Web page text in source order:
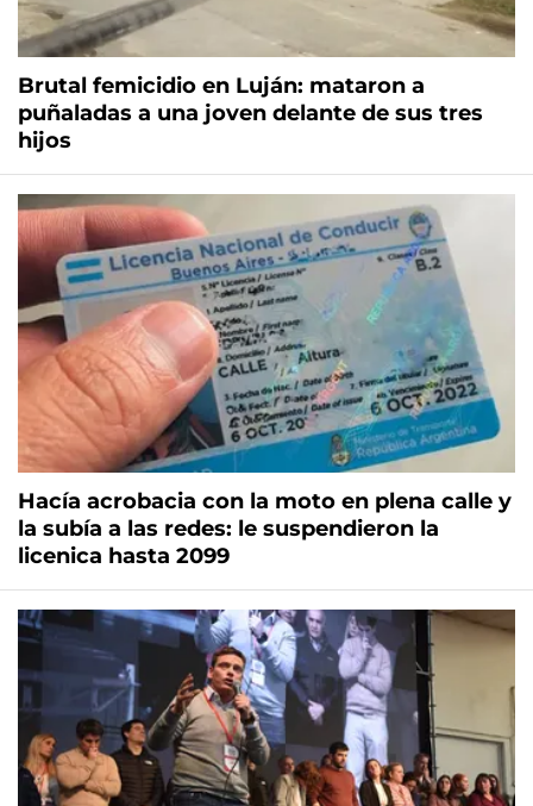
Brutal femicidio en Luján: mataron a
puñaladas a una joven delante de sus tres
hijos
Hacía acrobacia con la moto en plena calle y
la subía a las redes: le suspendieron la
licenica hasta 2099